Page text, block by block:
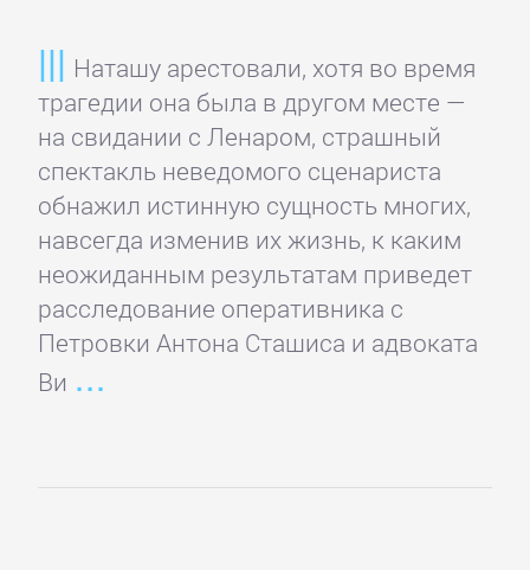
Наташу арестовали, хотя во время
трагедии она была в другом месте —
на свидании с Ленаром, страшный
спектакль неведомого сценариста
обнажил истинную сущность многих,
навсегда изменив их жизнь, к каким
неожиданным результатам приведет
расследование оперативника с
Петровки Антона Сташиса и адвоката
Ви
детективы
Исторические
детективы
Классические
детективы
Крутой
детектив